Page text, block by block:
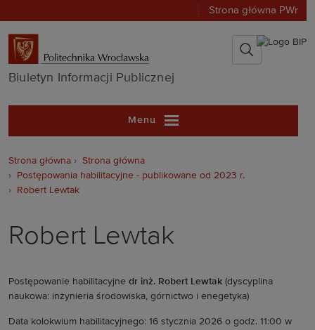
Strona główna PWr
Biuletyn
Biuletyn Informacji Publicznej
Menu
Strona główna
Strona główna
Postępowania habilitacyjne - publikowane od 2023 r.
Robert Lewtak
Robert Lewtak
Postępowanie habilitacyjne dr inż. Robert Lewtak (dyscyplina
naukowa: inżynieria środowiska, górnictwo i enegetyka)
Data kolokwium habilitacyjnego: 16 stycznia 2026 o godz. 11:00 w